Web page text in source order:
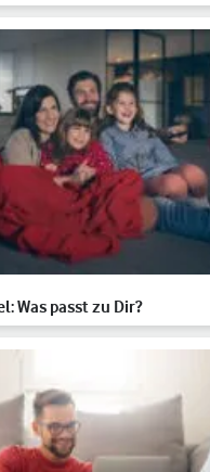
Was passt zu Dir?